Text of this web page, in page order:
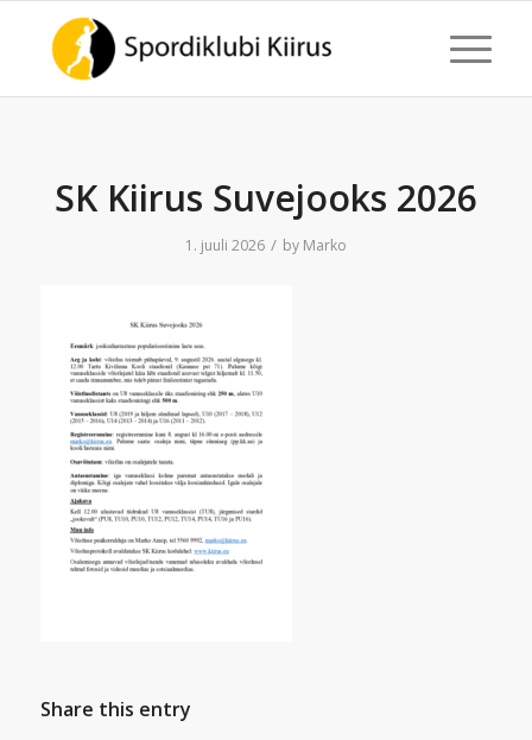
SK Kiirus Suvejooks 2026
1. juuli 2026 / by Marko
Share this entry